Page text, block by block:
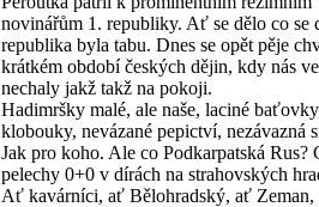
novinářům 1. republiky. Ať se dělo co se
republika byla tabu. Dnes se opět pěje
krátkém období českých dějin, kdy nás
nechaly jakž takž na pokoji.
Hadimršky malé, ale naše, laciné
klobouky, nevázané pepictví, nezávazná
Jak pro koho. Ale co Podkarpatská Rus?
pelechy 0+0 v dírách na strahovských
Ať kavárníci, ať Bělohradský, ať Zeman,